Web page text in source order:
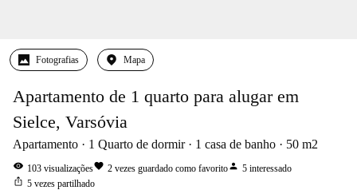
Fotografias Mapa
Apartamento de 1 quarto para alugar em
Sielce, Varsóvia
Apartamento 1 Quarto de dormir 1 casa de banho 50 m2
visibility 103 visualizaçõesfavorite 2 vezes guardado como favoritoperson 5 interessado
ios_share 5 vezes partilhado